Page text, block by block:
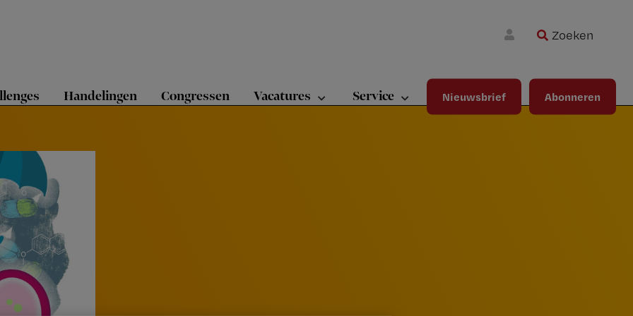
Zoeken
Handelingen Congressen Vacatures Service Nieuwsbrief Abonneren